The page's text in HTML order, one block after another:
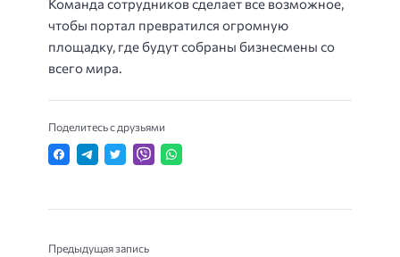
Команда сотрудников сделает все возможное,
чтобы портал превратился огромную
площадку, где будут собраны бизнесмены со
всего мира.
Поделитесь с друзьями
Предыдущая запись